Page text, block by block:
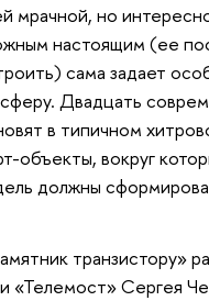
мрачной, но
настоящим (ее
сама задает
Двадцать
в типичном
объекты, вокруг
должны
транзистору»
«Телемост» Сергея